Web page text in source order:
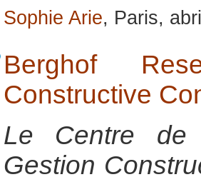
Sophie Arie, Paris,
Berghof
Constructive
Le Centre de
Gestion